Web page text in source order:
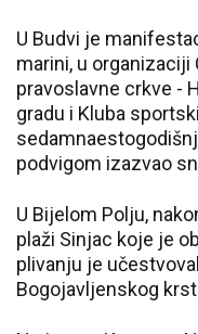
U Budvi je
marini, u organizaciji
pravoslavne crkve -
gradu i Kluba
podvigom izazvao
U Bijelom Polju,
plaži Sinjac koje je
plivanju je
Bogojavljenskog